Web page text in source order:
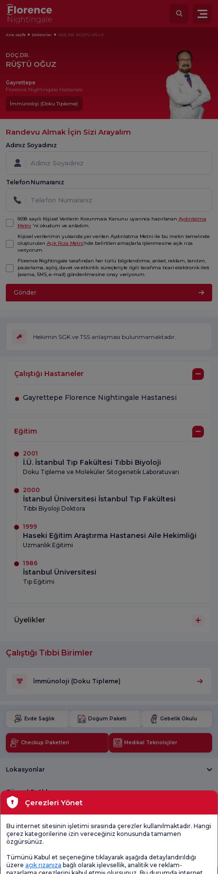
Ana sayfa Doktorlar DOÇ.DR. RÜŞTÜ OĞUZ
DOÇ.DR.
RÜŞTÜ OĞUZ
Gayrettepe
Florence Nightingale Hastanesi
İmmünoloji (Doku Tipleme)
Randevu Almak İçin Sizi Arayalım
Adınız Soyadınız
Telefon Numaranız
6698 sayılı Kişisel Verilerin Korunması Kanunu uyarınca hazırlanan Aydınlatma
Metni 'ni okudum ve anladım.
Kişisel verilerimin yukarıda yer verilen Aydınlatma Metni ile bu metin temelinde
oluşturulan Açık Rıza Metni’nde belirtilen amaçlarla işlenmesine açık rıza
veriyorum.
Florence Nightingale tarafından her türlü bilgilendirme, anket, reklam, tanıtım,
pazarlama, açılış, davet ve etkinlik süreçleriyle ilgili tarafıma ticari elektronik ileti
(arama, SMS, e-mail) gönderilmesine onay veriyorum.
Gönder
Hekimin SGK ve TSS anlaşması bulunmamaktadır.
Çalıştığı Hastaneler
Gayrettepe Florence Nightingale Hastanesi
Eğitim
2001
İ.Ü. İstanbul Tıp Fakültesi Tıbbi Biyoloji
Doku Tipleme ve Moleküler Sitogenetik Laboratuvarı
2000
İstanbul Üniversitesi İstanbul Tıp Fakültesi
Tıbbi Biyoloji Doktora
1999
Haseki Eğitim Araştırma Hastanesi Aile Hekimliği
Uzmanlık Eğitimi
1986
İstanbul Üniversitesi
Tıp Eğitimi
Üyelikler
Çalıştığı Tıbbi Birimler
İmmünoloji (Doku Tipleme)
Evde Sağlık Doğum Paketi Gebelik Okulu
Checkup Paketleri Medikal Teknolojiler
Lokasyonlar
Güncel Sağlık
Tıbbi Birimler
Genel
Çerezleri Yönet
Bu internet sitesinin işletimi sırasında çerezler kullanılmaktadır. Hangi
çerez kategorilerine izin vereceğiniz konusunda tamamen
özgürsünüz.
Tümünü Kabul et seçeneğine tıklayarak aşağıda detaylandırıldığı
üzere açık rızanıza bağlı olarak işlevsellik, analitik ve reklam-